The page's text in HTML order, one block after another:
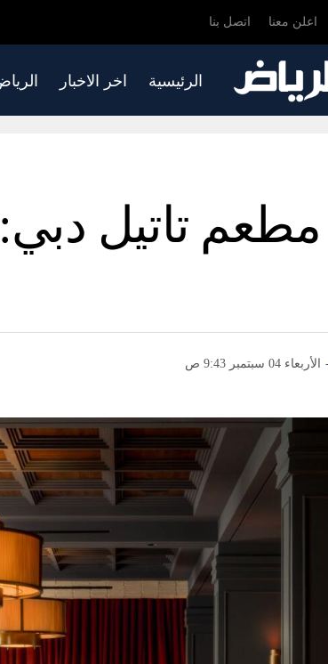
اعلن معنا اتصل بنا
الرئيسية اخر الاخبار
تاتيل
الأربعاء 04 سبتمبر 9:43 ص